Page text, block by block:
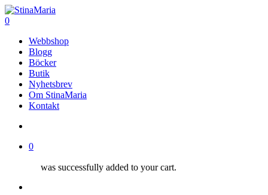
Skip
to
content
search
0
Webbshop
Blogg
Böcker
Butik
Nyhetsbrev
Om StinaMaria
Kontakt
0
was successfully added to your cart.